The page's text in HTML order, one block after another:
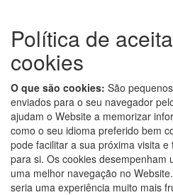
Política de
cookies
O que são cookies: São
enviados para o seu navegador
ajudam o Website a memorizar
como o seu idioma preferido bem
pode facilitar a sua próxima visita
para si. Os cookies desempenham
uma melhor navegação no
seria uma experiência muito mais